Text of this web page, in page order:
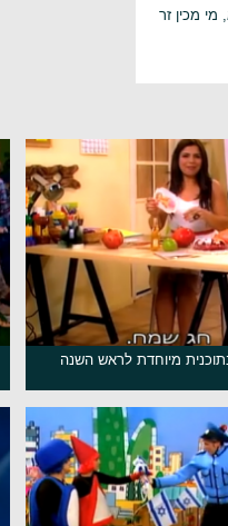
מי מכין זר
בתוכנית מיוחדת לראש השנה